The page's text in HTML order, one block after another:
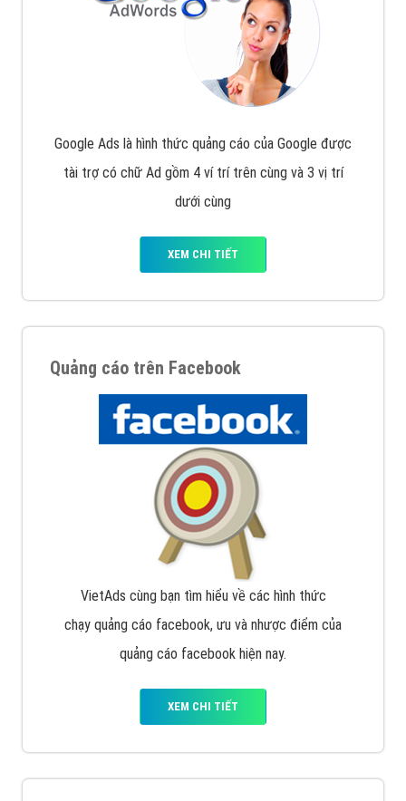
Google Ads là hình thức quảng cáo của Google được
tài trợ có chữ Ad gồm 4 ví trí trên cùng và 3 vị trí
dưới cùng
XEM CHI TIẾT
Quảng cáo trên Facebook
VietAds cùng bạn tìm hiểu về các hình thức
chạy quảng cáo facebook, ưu và nhược điểm của
quảng cáo facebook hiện nay.
XEM CHI TIẾT